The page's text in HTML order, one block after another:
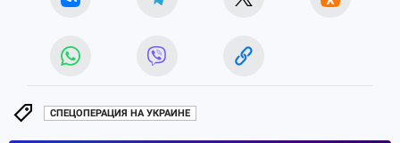
СПЕЦОПЕРАЦИЯ НА УКРАИНЕ